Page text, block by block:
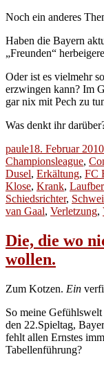
Noch ein anderes
Haben die Bayern
„Freunden“
Oder ist es vielmehr
erzwingen kann? Im
gar nix mit Pech zu
Was denkt ihr
Autor
pauleVeröffentlicht
am
18. Februar 2010
Championsleague,
Dusel, Erkältung, FC
Klose, Krank,
Schiedsrichter,
van Gaal, Verletzung,
Die, die wo
wollen.
Zum Kotzen. Ein
So meine
den 22.Spieltag,
fehlt allen Ernstes
Tabellenführung?